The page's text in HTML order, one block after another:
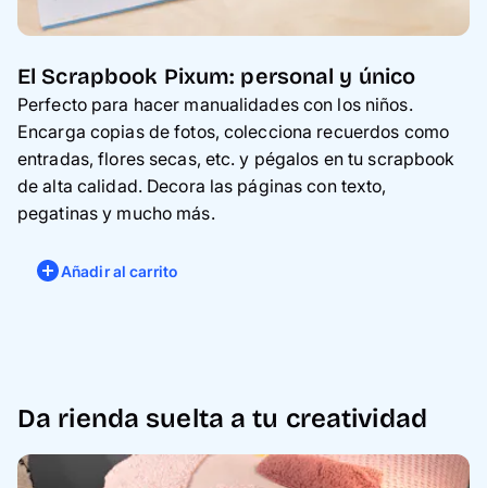
El Scrapbook Pixum: personal y único
Perfecto para hacer manualidades con los niños.
Encarga copias de fotos, colecciona recuerdos como
entradas, flores secas, etc. y pégalos en tu scrapbook
de alta calidad. Decora las páginas con texto,
pegatinas y mucho más.
Añadir al carrito
Da rienda suelta a tu creatividad